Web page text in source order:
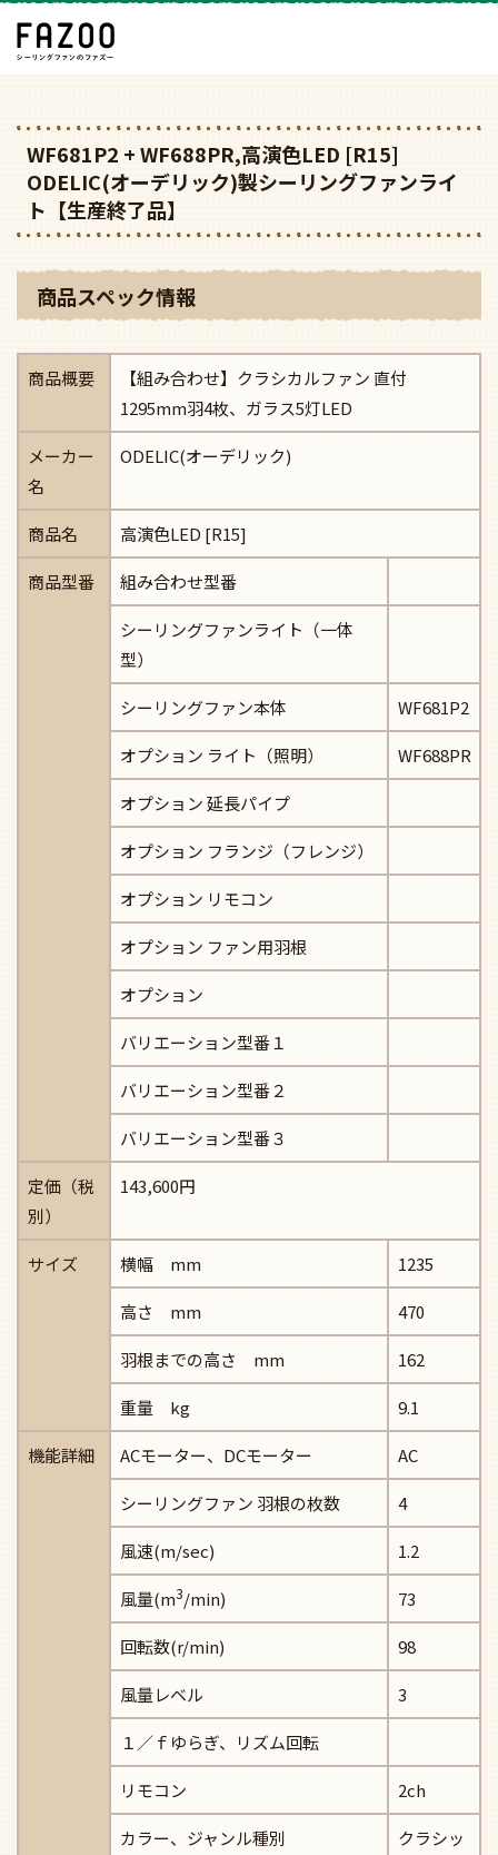
WF681P2 + WF688PR,高演色LED [R15]
ODELIC(オーデリック)製シーリングファンライ
ト【生産終了品】
商品スペック情報
商品概要
【組み合わせ】クラシカルファン 直付
1295mm羽4枚、ガラス5灯LED
メーカー
名
ODELIC(オーデリック)
商品名 高演色LED [R15]
商品型番 組み合わせ型番
シーリングファンライト（一体
型）
シーリングファン本体 WF681P2
オプション ライト（照明） WF688PR
オプション 延長パイプ
オプション フランジ（フレンジ）
オプション リモコン
オプション ファン用羽根
オプション
バリエーション型番１
バリエーション型番２
バリエーション型番３
定価（税
別）
143,600円
サイズ 横幅 mm 1235
高さ mm 470
羽根までの高さ mm 162
重量 kg 9.1
機能詳細 ACモーター、DCモーター AC
シーリングファン 羽根の枚数 4
風速(m/sec) 1.2
風量(m3/min) 73
回転数(r/min) 98
風量レベル 3
１／ｆゆらぎ、リズム回転
リモコン 2ch
カラー、ジャンル種別
クラシッ